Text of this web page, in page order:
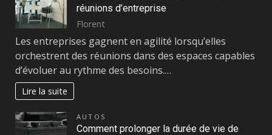
réunions d’entreprise
Florent
Les entreprises gagnent en agilité lorsqu’elles
orchestrent des réunions dans des espaces capables
d’évoluer au rythme des besoins.…
Lire la suite
AUTOS
Comment prolonger la durée de vie de